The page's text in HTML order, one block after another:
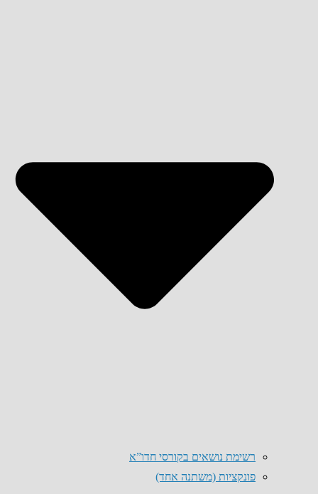
רשימת נושאים בקורסי חדו”א
פונקציות (משתנה אחד)